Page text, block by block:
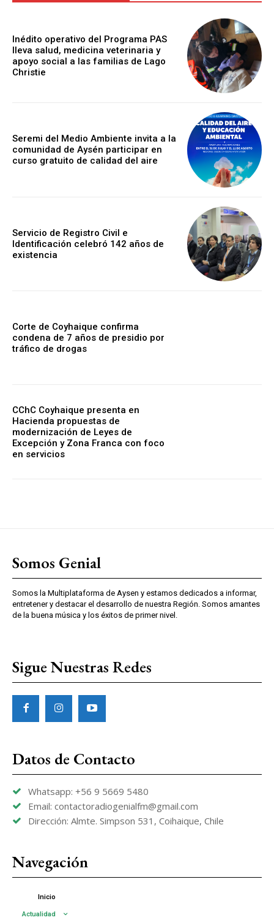
Inédito operativo del Programa PAS
lleva salud, medicina veterinaria y
apoyo social a las familias de Lago
Christie
Seremi del Medio Ambiente invita a la
comunidad de Aysén participar en
curso gratuito de calidad del aire
Servicio de Registro Civil e
Identificación celebró 142 años de
existencia
Corte de Coyhaique confirma
condena de 7 años de presidio por
tráfico de drogas
CChC Coyhaique presenta en
Hacienda propuestas de
modernización de Leyes de
Excepción y Zona Franca con foco
en servicios
Somos Genial
Somos la Multiplataforma de Aysen y estamos dedicados a informar,
entretener y destacar el desarrollo de nuestra Región. Somos amantes
de la buena música y los éxitos de primer nivel.
Sigue Nuestras Redes
Datos de Contacto
Whatsapp: +56 9 5669 5480
Email: contactoradiogenialfm@gmail.com
Dirección: Almte. Simpson 531, Coihaique, Chile
Navegación
Inicio
Actualidad